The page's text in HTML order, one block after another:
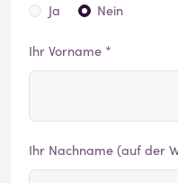
Ja
Nein
Ihr Vorname *
Ihr Nachname (auf der